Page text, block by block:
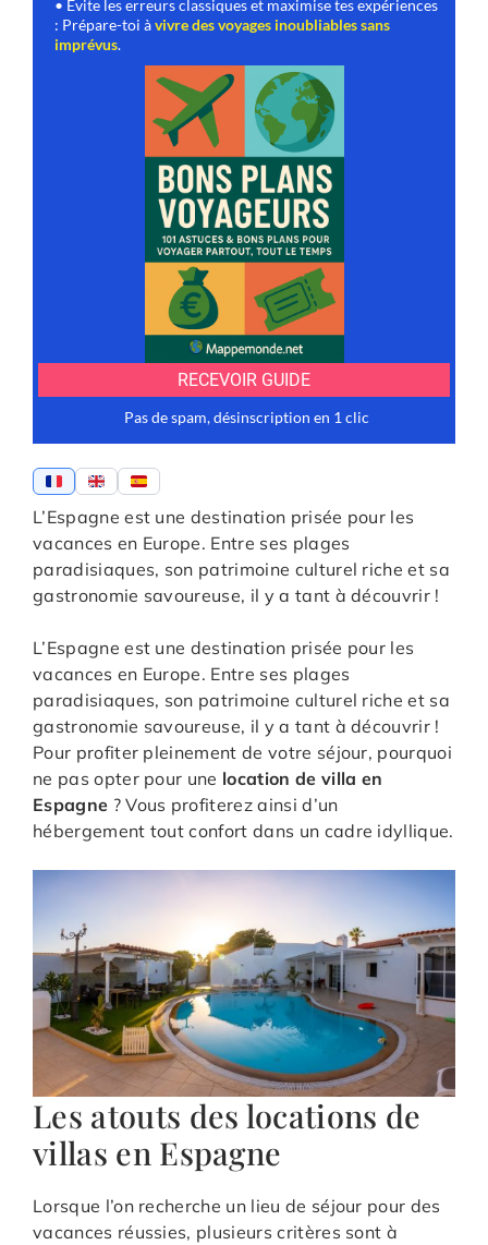
L’Espagne est une destination prisée pour les
vacances en Europe. Entre ses plages
paradisiaques, son patrimoine culturel riche et sa
gastronomie savoureuse, il y a tant à découvrir !
L’Espagne est une destination prisée pour les
vacances en Europe. Entre ses plages
paradisiaques, son patrimoine culturel riche et sa
gastronomie savoureuse, il y a tant à découvrir !
Pour profiter pleinement de votre séjour, pourquoi
ne pas opter pour une location de villa en
Espagne ? Vous profiterez ainsi d’un
hébergement tout confort dans un cadre idyllique.
Les atouts des locations de
villas en Espagne
Lorsque l’on recherche un lieu de séjour pour des
vacances réussies, plusieurs critères sont à